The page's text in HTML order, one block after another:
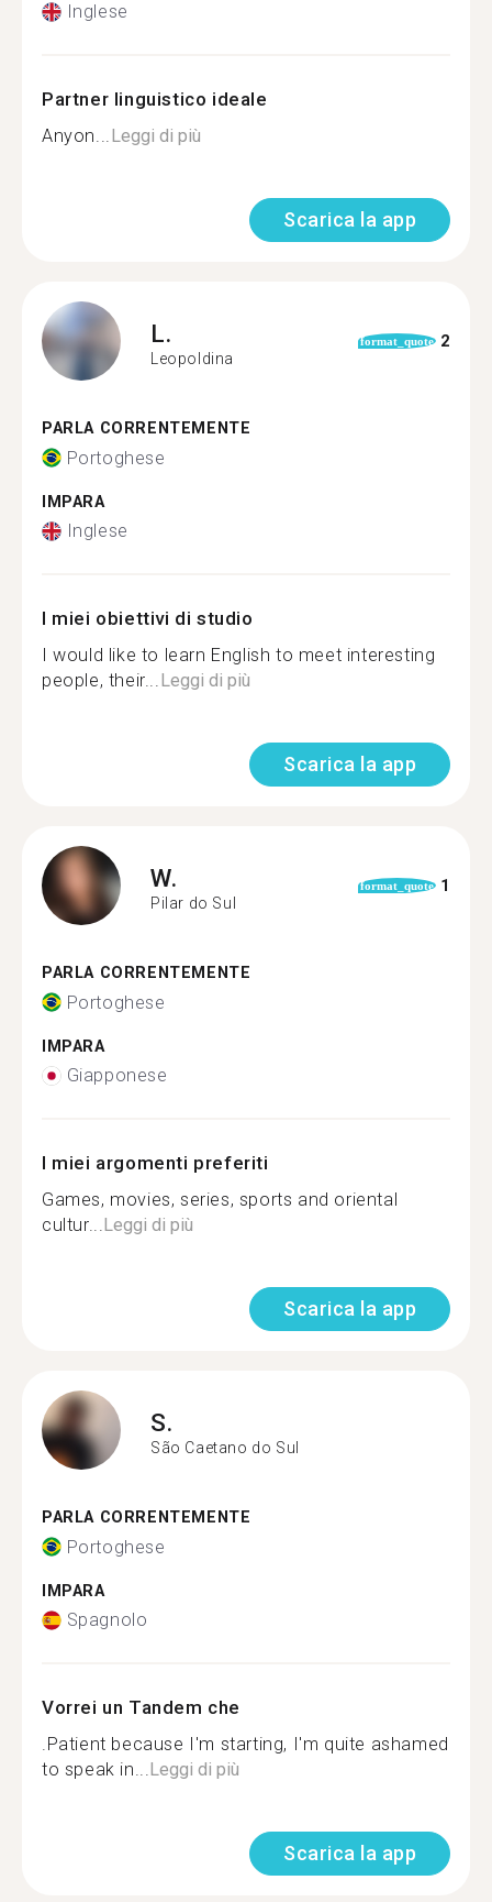
Inglese
Partner linguistico ideale
Anyon...Leggi di più
Scarica la app
L.
Leopoldina
format_quote 2
PARLA CORRENTEMENTE
Portoghese
IMPARA
Inglese
I miei obiettivi di studio
I would like to learn English to meet interesting
people, their...Leggi di più
Scarica la app
W.
Pilar do Sul
format_quote 1
PARLA CORRENTEMENTE
Portoghese
IMPARA
Giapponese
I miei argomenti preferiti
Games, movies, series, sports and oriental
cultur...Leggi di più
Scarica la app
S.
São Caetano do Sul
PARLA CORRENTEMENTE
Portoghese
IMPARA
Spagnolo
Vorrei un Tandem che
.Patient because I'm starting, I'm quite ashamed
to speak in...Leggi di più
Scarica la app